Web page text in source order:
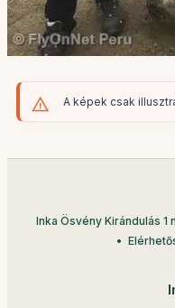
A képek csak
Inka Ösvény Kirándulás 1